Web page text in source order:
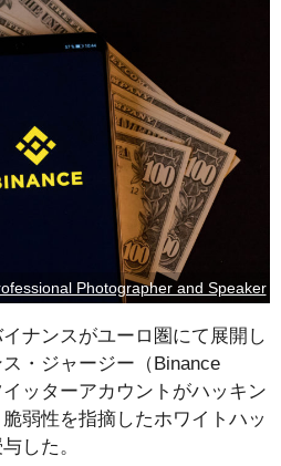
Photographer and Speaker
ナンスがユーロ圏にて展開し
・ジャージー（Binance
ッターアカウントがハッキン
弱性を指摘したホワイトハッ
した。